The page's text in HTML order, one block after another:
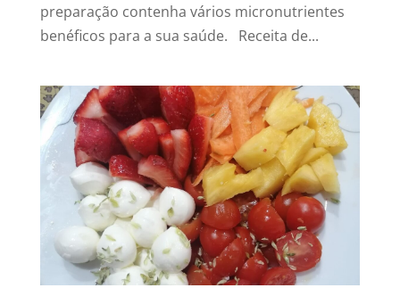
preparação contenha vários micronutrientes
benéficos para a sua saúde. Receita de...